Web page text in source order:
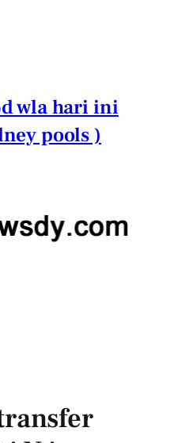
wla hari ini
pools )